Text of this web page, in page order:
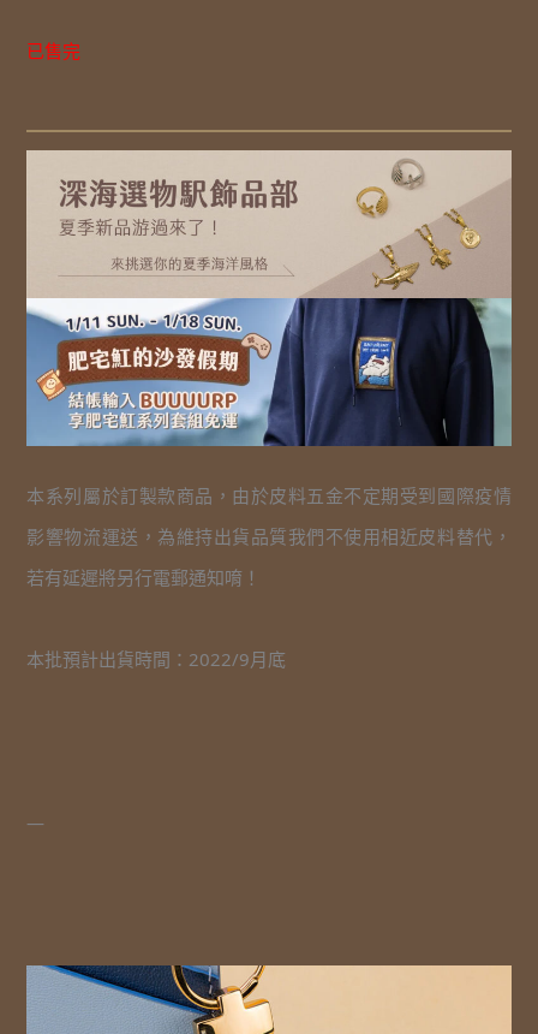
已售完
本系列屬於訂製款商品，由於皮料五金不定期受到國際疫情
影響物流運送，為維持出貨品質我們不使用相近皮料替代，
若有延遲將另行電郵通知唷！
本批預計出貨時間：2022/9月底
—